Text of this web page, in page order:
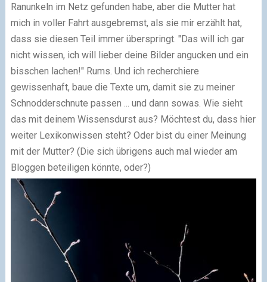
Ranunkeln im Netz gefunden habe, aber die Mutter hat
mich in voller Fahrt ausgebremst, als sie mir erzählt hat,
dass sie diesen Teil immer überspringt. "Das will ich gar
nicht wissen, ich will lieber deine Bilder angucken und ein
bisschen lachen!" Rums. Und ich recherchiere
gewissenhaft, baue die Texte um, damit sie zu meiner
Schnodderschnute passen ... und dann sowas. Wie sieht
das mit deinem Wissensdurst aus? Möchtest du, dass hier
weiter Lexikonwissen steht? Oder bist du einer Meinung
mit der Mutter? (Die sich übrigens auch mal wieder am
Bloggen beteiligen könnte, oder?)